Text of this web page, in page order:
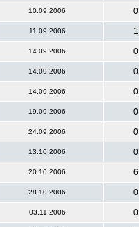
10.09.2006 0
11.09.2006 1
14.09.2006 0
14.09.2006 0
14.09.2006 0
19.09.2006 0
24.09.2006 0
13.10.2006 0
20.10.2006 6
28.10.2006 0
03.11.2006 0